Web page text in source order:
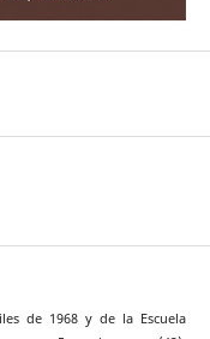
de 1968 y de la Escuela